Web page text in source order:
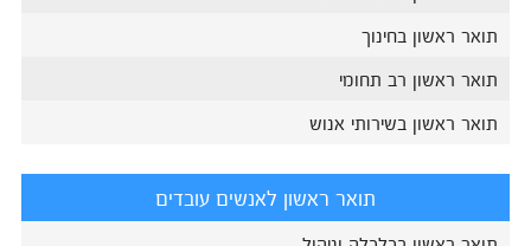
תואר ראשון בחינוך
תואר ראשון רב תחומי
תואר ראשון בשירותי אנוש
תואר ראשון לאנשים עובדים